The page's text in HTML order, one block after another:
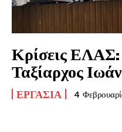
Κρίσεις ΕΛΑΣ:
Ταξίαρχος
ΕΡΓΑΣΊΑ 4